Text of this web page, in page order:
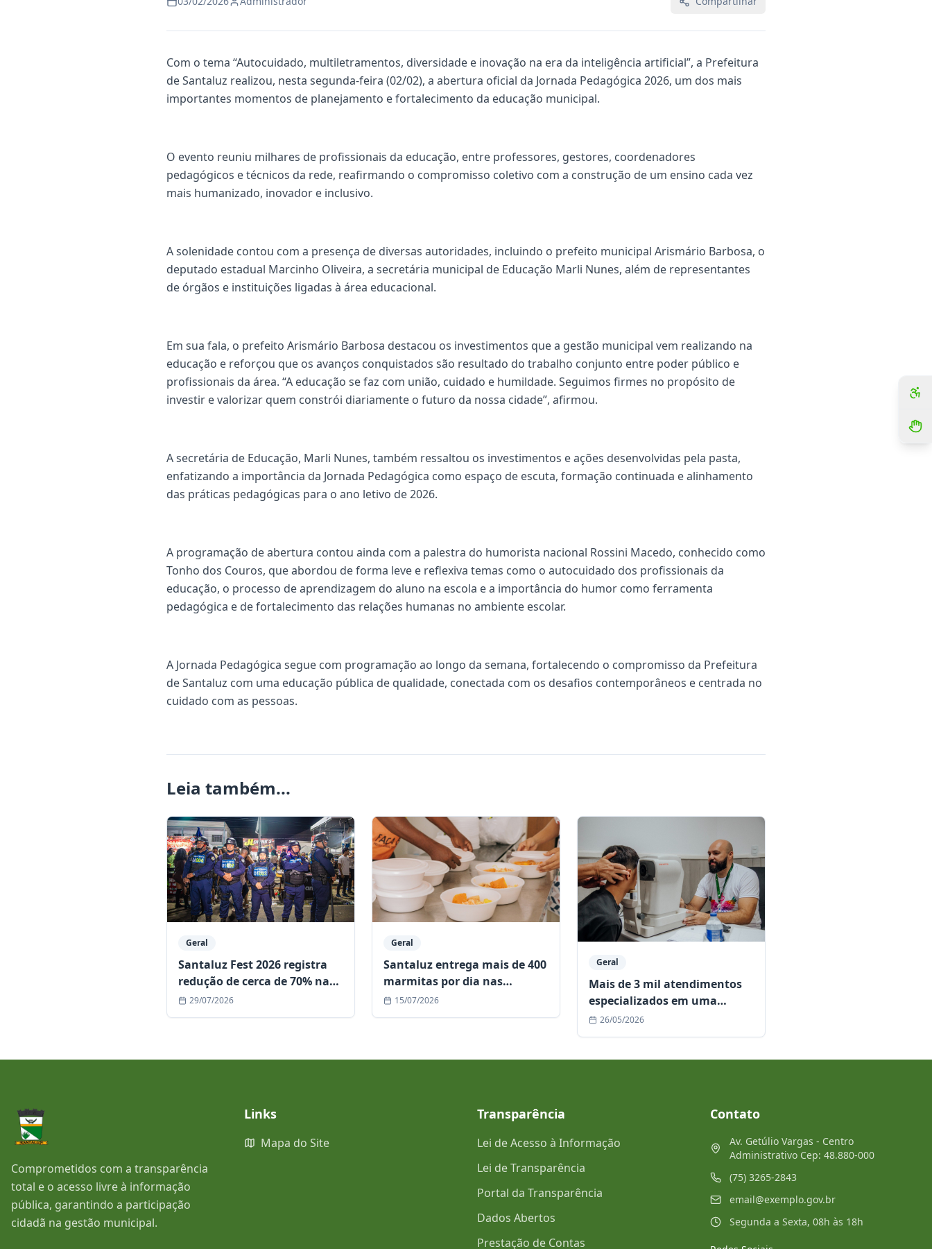
Com o tema “Autocuidado, multiletramentos, diversidade e inovação na era da inteligência artificial”, a Prefeitura
de Santaluz realizou, nesta segunda-feira (02/02), a abertura oficial da Jornada Pedagógica 2026, um dos mais
importantes momentos de planejamento e fortalecimento da educação municipal.
O evento reuniu milhares de profissionais da educação, entre professores, gestores, coordenadores
pedagógicos e técnicos da rede, reafirmando o compromisso coletivo com a construção de um ensino cada vez
mais humanizado, inovador e inclusivo.
A solenidade contou com a presença de diversas autoridades, incluindo o prefeito municipal Arismário Barbosa, o
deputado estadual Marcinho Oliveira, a secretária municipal de Educação Marli Nunes, além de representantes
de órgãos e instituições ligadas à área educacional.
Em sua fala, o prefeito Arismário Barbosa destacou os investimentos que a gestão municipal vem realizando na
educação e reforçou que os avanços conquistados são resultado do trabalho conjunto entre poder público e
profissionais da área. “A educação se faz com união, cuidado e humildade. Seguimos firmes no propósito de
investir e valorizar quem constrói diariamente o futuro da nossa cidade”, afirmou.
A secretária de Educação, Marli Nunes, também ressaltou os investimentos e ações desenvolvidas pela pasta,
enfatizando a importância da Jornada Pedagógica como espaço de escuta, formação continuada e alinhamento
das práticas pedagógicas para o ano letivo de 2026.
A programação de abertura contou ainda com a palestra do humorista nacional Rossini Macedo, conhecido como
Tonho dos Couros, que abordou de forma leve e reflexiva temas como o autocuidado dos profissionais da
educação, o processo de aprendizagem do aluno na escola e a importância do humor como ferramenta
pedagógica e de fortalecimento das relações humanas no ambiente escolar.
A Jornada Pedagógica segue com programação ao longo da semana, fortalecendo o compromisso da Prefeitura
de Santaluz com uma educação pública de qualidade, conectada com os desafios contemporâneos e centrada no
cuidado com as pessoas.
Leia também...
Geral
Santaluz Fest 2026 registra
redução de cerca de 70% nas
ocorrências e consolida
edição mais segura da
29/07/2026
Geral
Santaluz entrega mais de 400
marmitas por dia nas
Cozinhas Comunitárias e
fortalece assistência às
15/07/2026
Geral
Mais de 3 mil atendimentos
especializados em uma
semana consolidam Centro
de Especialidades como
26/05/2026
Comprometidos com a transparência
total e o acesso livre à informação
pública, garantindo a participação
cidadã na gestão municipal.
Links
Mapa do Site
Transparência
Lei de Acesso à Informação
Lei de Transparência
Portal da Transparência
Dados Abertos
Prestação de Contas
Contato
Av. Getúlio Vargas - Centro
Administrativo Cep: 48.880-000
(75) 3265-2843
email@exemplo.gov.br
Segunda a Sexta, 08h às 18h